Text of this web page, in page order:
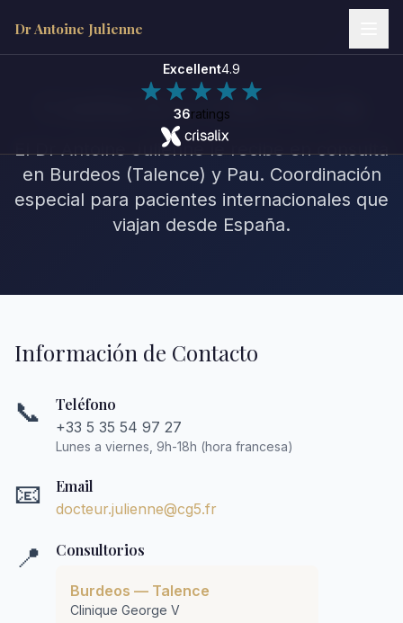
Dr Antoine Julienne
Excellent4.9
36ratings
Contacto y Cita Previa
El Dr Antoine Julienne le recibe en consulta
en Burdeos (Talence) y Pau. Coordinación
especial para pacientes internacionales que
viajan desde España.
Información de Contacto
📞 Teléfono
+33 5 35 54 97 27
Lunes a viernes, 9h-18h (hora francesa)
📧 Email
docteur.julienne@cg5.fr
📍 Consultorios
Burdeos — Talence
Clinique George V
Dr Antoine Julienne
Assistant virtuel • Chirurgie plastique